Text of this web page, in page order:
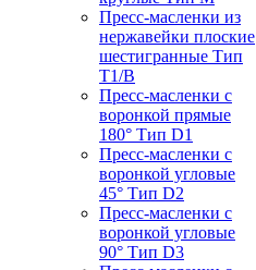
Пресс-масленки из
нержавейки плоские
шестигранные Тип
T1/B
Пресс-масленки с
воронкой прямые
180° Тип D1
Пресс-масленки с
воронкой угловые
45° Тип D2
Пресс-масленки с
воронкой угловые
90° Тип D3